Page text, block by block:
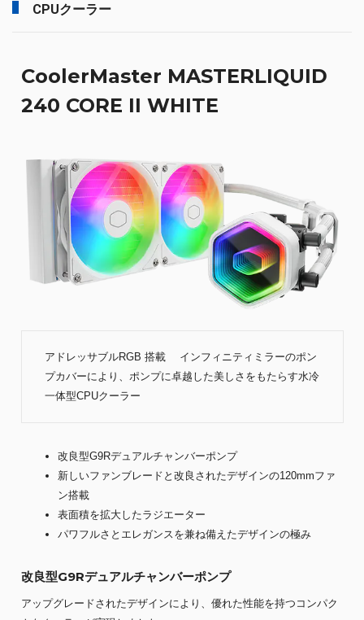
CPUクーラー
CoolerMaster MASTERLIQUID
240 CORE II WHITE
アドレッサブルRGB 搭載 インフィニティミラーのポン
プカバーにより、ポンプに卓越した美しさをもたらす水冷
一体型CPUクーラー
改良型G9Rデュアルチャンバーポンプ
新しいファンブレードと改良されたデザインの120mmファ
ン搭載
表面積を拡大したラジエーター
パワフルさとエレガンスを兼ね備えたデザインの極み
改良型G9Rデュアルチャンバーポンプ
アップグレードされたデザインにより、優れた性能を持つコンパク